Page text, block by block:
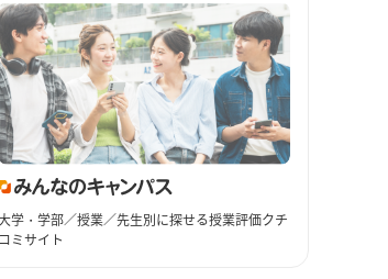
学・学部／授業／先生別に探せる授業評価クチ
コミサイト